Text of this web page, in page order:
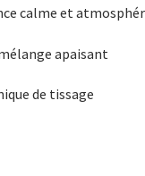
calme et
apaisant
de tissage